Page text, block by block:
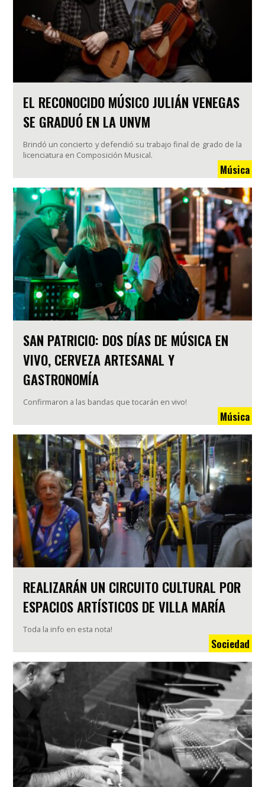
EL RECONOCIDO MÚSICO JULIÁN VENEGAS
SE GRADUÓ EN LA UNVM
Brindó un concierto y defendió su trabajo final de grado de la
licenciatura en Composición Musical.
Música
SAN PATRICIO: DOS DÍAS DE MÚSICA EN
VIVO, CERVEZA ARTESANAL Y
GASTRONOMÍA
Confirmaron a las bandas que tocarán en vivo!
Música
REALIZARÁN UN CIRCUITO CULTURAL POR
ESPACIOS ARTÍSTICOS DE VILLA MARÍA
Toda la info en esta nota!
Sociedad